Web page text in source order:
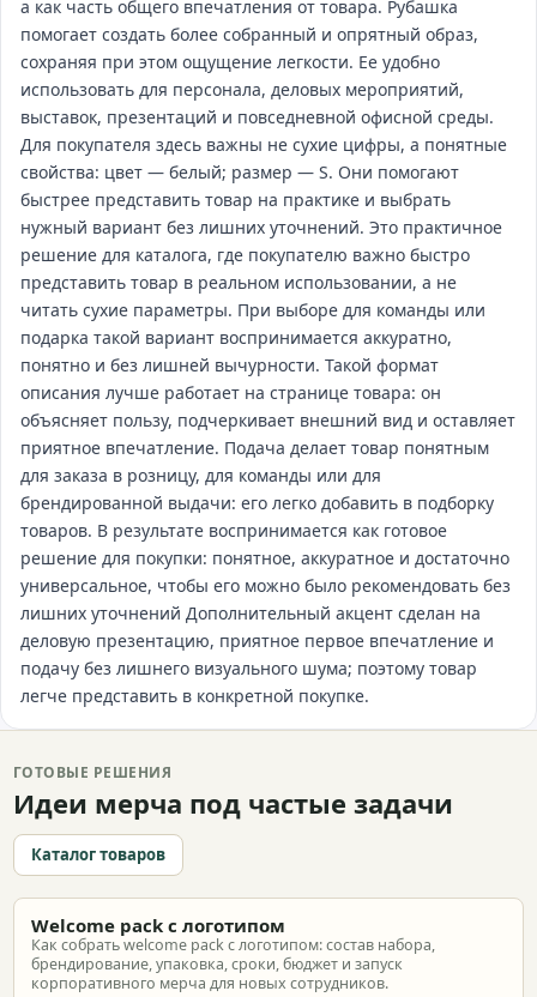
а как часть общего впечатления от товара. Рубашка
помогает создать более собранный и опрятный образ,
сохраняя при этом ощущение легкости. Ее удобно
использовать для персонала, деловых мероприятий,
выставок, презентаций и повседневной офисной среды.
Для покупателя здесь важны не сухие цифры, а понятные
свойства: цвет — белый; размер — S. Они помогают
быстрее представить товар на практике и выбрать
нужный вариант без лишних уточнений. Это практичное
решение для каталога, где покупателю важно быстро
представить товар в реальном использовании, а не
читать сухие параметры. При выборе для команды или
подарка такой вариант воспринимается аккуратно,
понятно и без лишней вычурности. Такой формат
описания лучше работает на странице товара: он
объясняет пользу, подчеркивает внешний вид и оставляет
приятное впечатление. Подача делает товар понятным
для заказа в розницу, для команды или для
брендированной выдачи: его легко добавить в подборку
товаров. В результате воспринимается как готовое
решение для покупки: понятное, аккуратное и достаточно
универсальное, чтобы его можно было рекомендовать без
лишних уточнений Дополнительный акцент сделан на
деловую презентацию, приятное первое впечатление и
подачу без лишнего визуального шума; поэтому товар
легче представить в конкретной покупке.
ГОТОВЫЕ РЕШЕНИЯ
Идеи мерча под частые задачи
Каталог товаров
Welcome pack с логотипом
Как собрать welcome pack с логотипом: состав набора,
брендирование, упаковка, сроки, бюджет и запуск
корпоративного мерча для новых сотрудников.